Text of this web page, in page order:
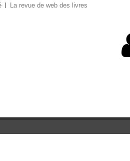
La revue de web des livres